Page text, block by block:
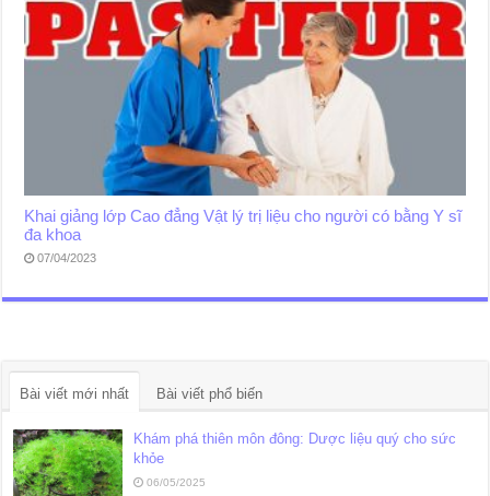
Khai giảng lớp Cao đẳng Vật lý trị liệu cho người có bằng Y sĩ
đa khoa
07/04/2023
Bài viết mới nhất Bài viết phổ biến
Khám phá thiên môn đông: Dược liệu quý cho sức
khỏe
06/05/2025